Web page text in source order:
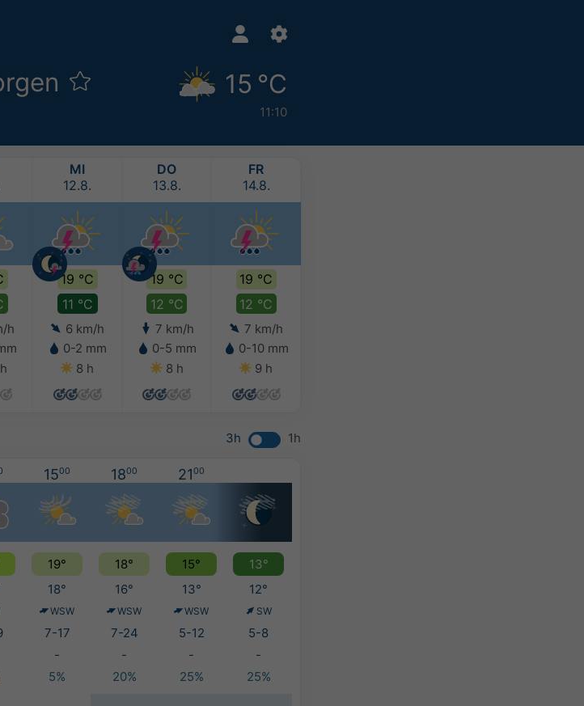
15 °C
11:10
h
MI
12.8.
19 °C
11 °C
6 km/h
0-2 mm
8 h
DO
13.8.
19 °C
12 °C
7 km/h
0-5 mm
8 h
FR
14.8.
19 °C
12 °C
7 km/h
0-10 mm
9 h
3h 1h
1500 1800 2100
19° 18° 15°
13°
18° 16° 13° 12°
WSW WSW WSW SW
7-17 7-24 5-12
5-8
- - -
-
5% 20% 25% 25%